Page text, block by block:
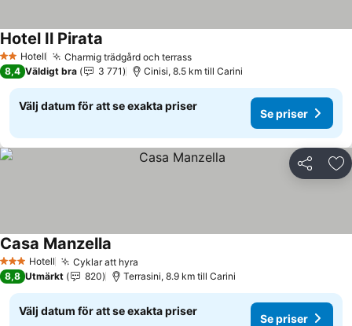
2 Stjärnor
Hotell Charmig trädgård och terrass
Hotel Il Pirata
8,4 Väldigt bra 3 771 Cinisi, 8.5 km till Carini
Välj datum för att se exakta priser
Se priser
Dela
3 StjärnorHotell Cyklar att hyra
Casa Manzella
8,8 Utmärkt 820 Terrasini, 8.9 km till Carini
Välj datum för att se exakta priser
Se priser